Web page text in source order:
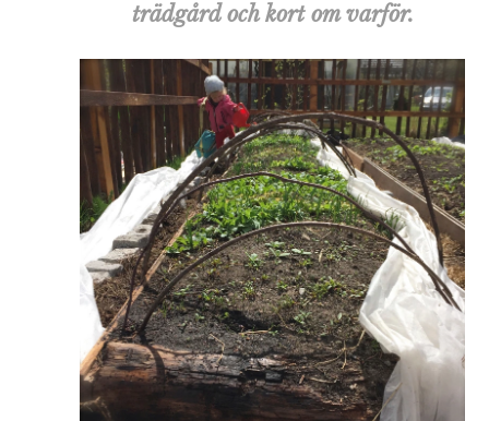
trädgård och kort om varför.